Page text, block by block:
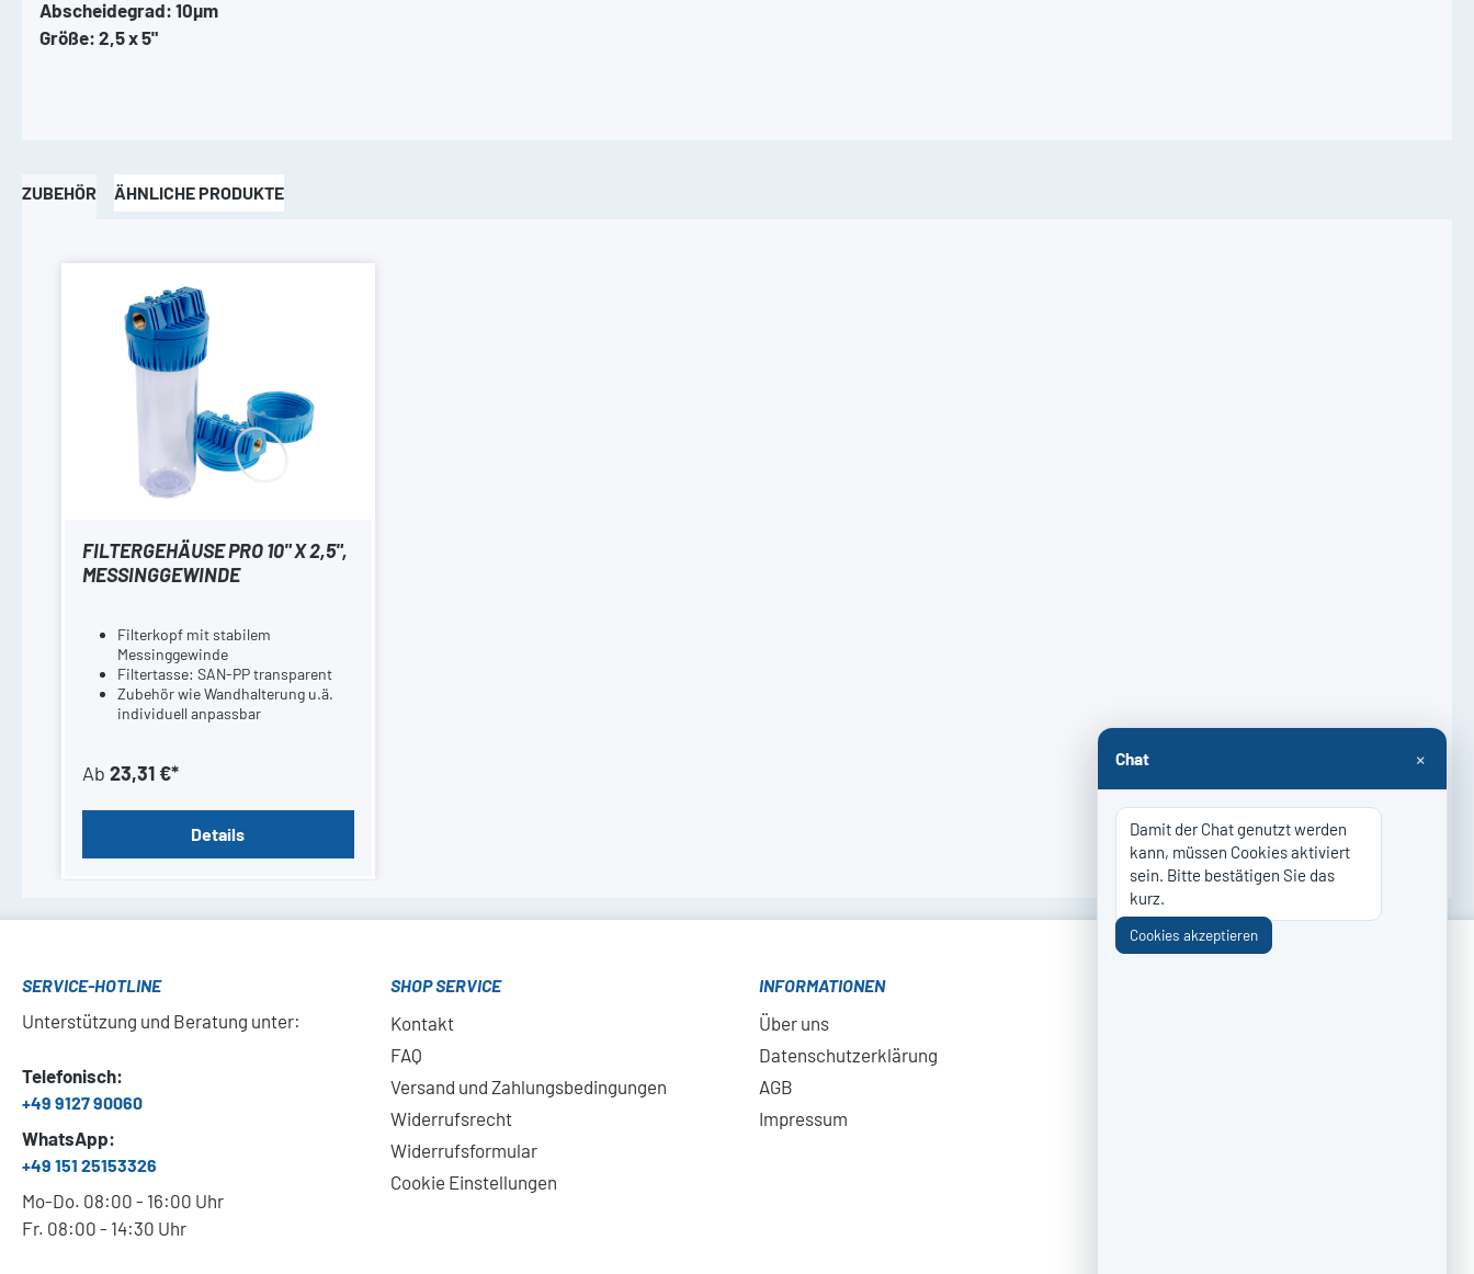
Abscheidegrad: 10µm
Größe: 2,5 x 5"
ZUBEHÖR ÄHNLICHE PRODUKTE
FILTERGEHÄUSE PRO 10" X 2,5",
MESSINGGEWINDE
Filterkopf mit stabilem
Messinggewinde
Filtertasse: SAN-PP transparent
Zubehör wie Wandhalterung u.ä.
individuell anpassbar
Ab 23,31 €*
Details
SERVICE-HOTLINE
Unterstützung und Beratung unter:
Telefonisch:
+49 9127 90060
WhatsApp:
+49 151 25153326
Mo-Do. 08:00 - 16:00 Uhr
Fr. 08:00 - 14:30 Uhr
SHOP SERVICE
Kontakt
FAQ
Versand und Zahlungsbedingungen
Widerrufsrecht
Widerrufsformular
Cookie Einstellungen
INFORMATIONEN
Über uns
Datenschutzerklärung
AGB
Impressum
Chat ×
Damit der Chat genutzt werden
kann, müssen Cookies aktiviert
sein. Bitte bestätigen Sie das
kurz.
Cookies akzeptieren